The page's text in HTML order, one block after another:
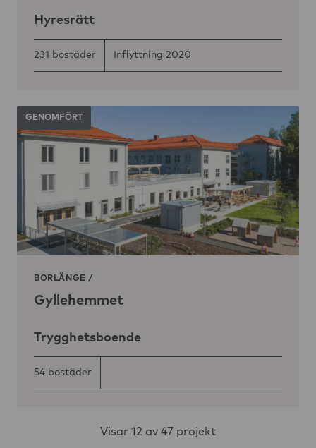
Hyresrätt
231 bostäder Inflyttning 2020
GENOMFÖRT
BORLÄNGE /
Gyllehemmet
Trygghetsboende
54 bostäder
Visar 12 av 47 projekt